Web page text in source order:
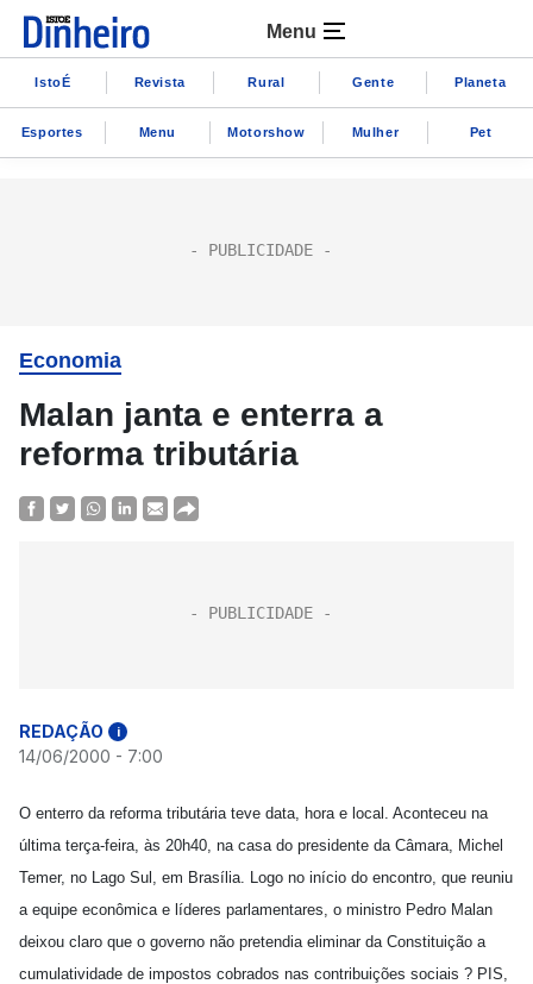
Menu
IstoÉ Revista Rural Gente Planeta
Esportes Menu Motorshow Mulher Pet
Economia
Malan janta e enterra a
reforma tributária
REDAÇÃO i
14/06/2000 - 7:00
O enterro da reforma tributária teve data, hora e local. Aconteceu na
última terça-feira, às 20h40, na casa do presidente da Câmara, Michel
Temer, no Lago Sul, em Brasília. Logo no início do encontro, que reuniu
a equipe econômica e líderes parlamentares, o ministro Pedro Malan
deixou claro que o governo não pretendia eliminar da Constituição a
cumulatividade de impostos cobrados nas contribuições sociais ? PIS,